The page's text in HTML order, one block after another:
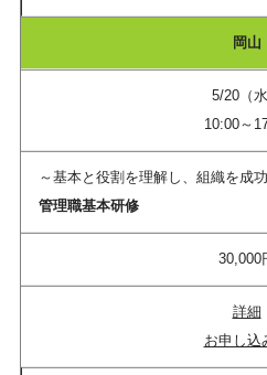
岡山
5/20（水
10:00～
～基本と役割を理解し、組織を成
管理職基本研修
30,000
詳細
お申し込